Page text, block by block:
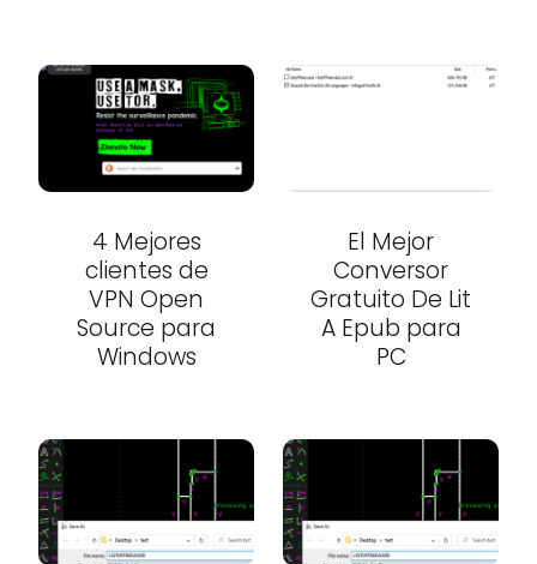
4 Mejores
clientes de
VPN Open
Source para
Windows
El Mejor
Conversor
Gratuito De Lit
A Epub para
PC